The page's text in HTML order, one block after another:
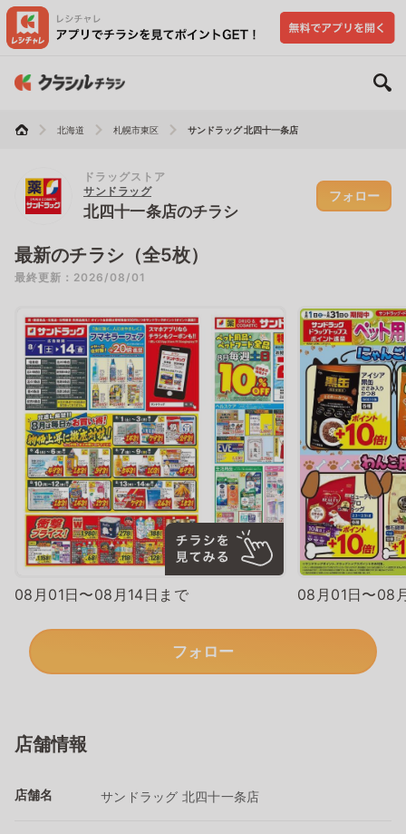
北海道 札幌市東区 サンドラッグ 北四十一条店
ドラッグストア
サンドラッグ
北四十一条店のチラシ
フォロー
最新のチラシ（全5枚）
最終更新：2026/08/01
08月01日〜08月14日まで 08月01日〜08
フォロー
店舗情報
店舗名 サンドラッグ 北四十一条店